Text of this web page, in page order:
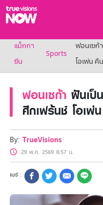
True AF2026
แพ็กเกจ
NOW SPORTS
NOW Muay Thai
แพ็กเกจทรูวิชันส์น
เคเบิลและจานดาว
สิทธิพิเศษ
สิทธิพิเศษลูกค้าทรู
Showtime
HoReCa
แพ็กเกจสำหรับผู้ปร
หาร้านร่วมรายการ
FAQs
แม็กกา
ซีน
Sports
ฟอนเซก้
โอเพ่น คื
ฟอนเซก้า ฝันเป็
ศึกเฟร้นช์ โอเพ่
By: TrueVisions
29 พ.ค. 2569 8:57 น.